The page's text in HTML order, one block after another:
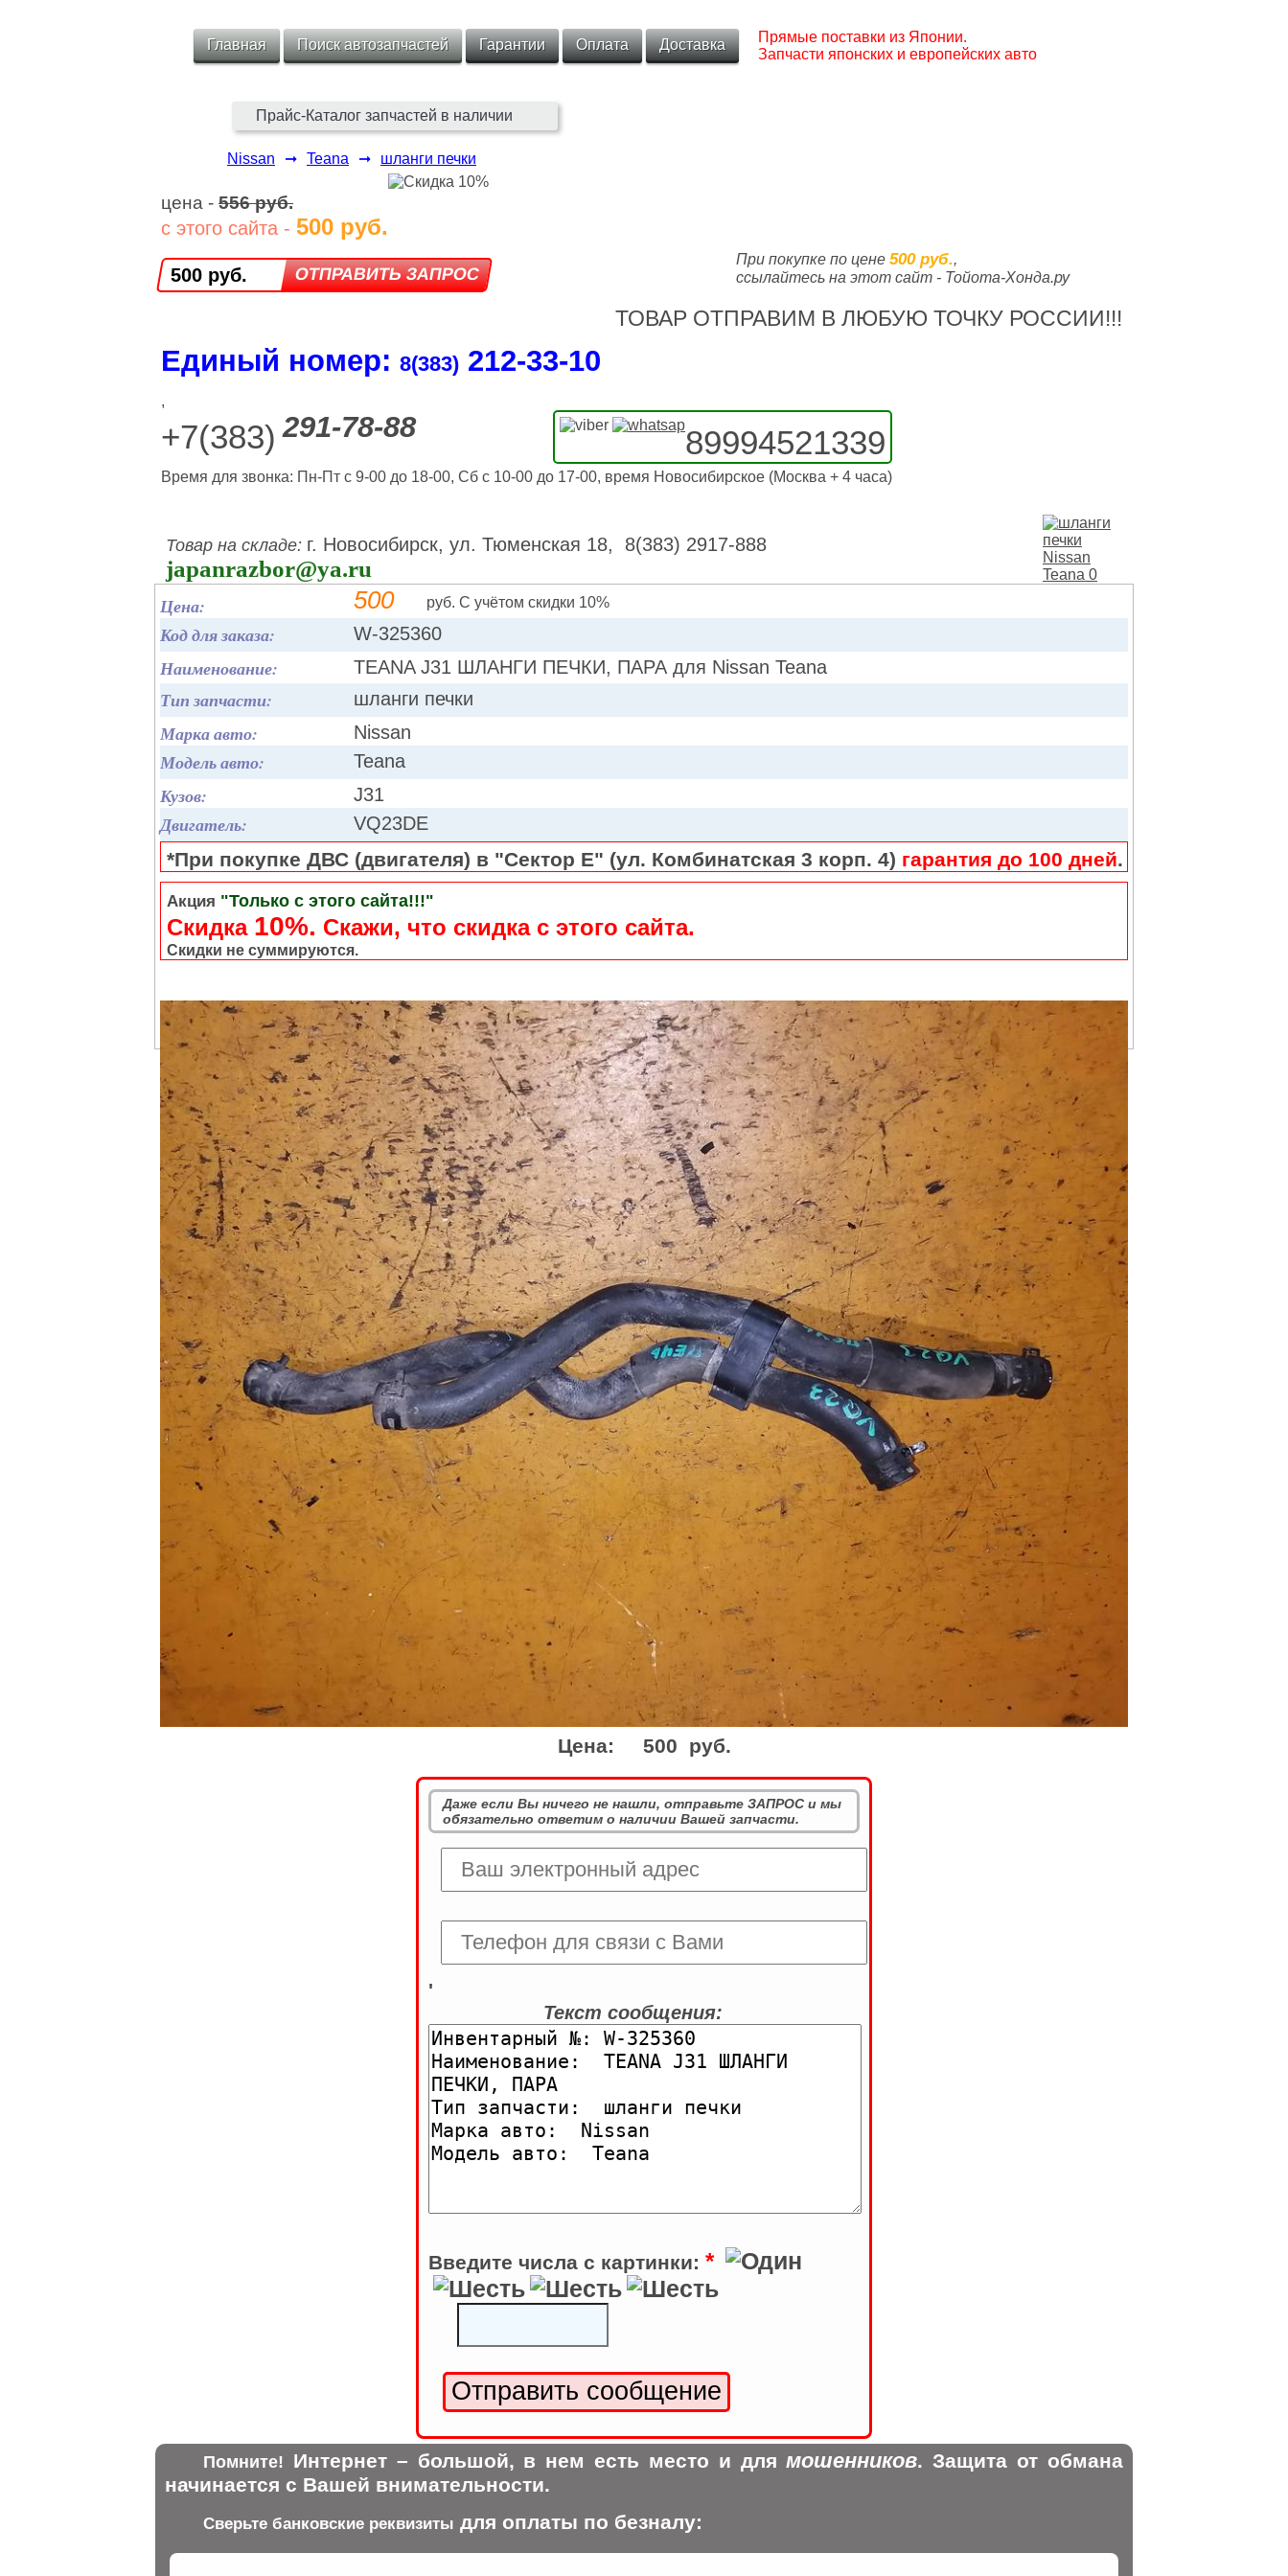
Главная Поиск автозапчастей Гарантии Оплата Доставка
Прямые поставки из Японии.
Запчасти японских и европейских авто
Прайс-Каталог запчастей в наличии
Nissan ➞ Teana ➞ шланги печки
цена - 556 руб.
с этого сайта - 500 руб.
500 руб.
При покупке по цене 500 руб.,
ссылайтесь на этот сайт - Тойота-Хонда.ру
ТОВАР ОТПРАВИМ В ЛЮБУЮ ТОЧКУ РОССИИ!!!
Единый номер: 8(383) 212‑33‑10
,
+7(383) 291-78-88 89994521339
Время для звонка: Пн-Пт с 9-00 до 18-00, Сб с 10-00 до 17-00, время Новосибирское (Москва + 4 часа)
Товар на складе: г. Новосибирск, ул. Тюменская 18, 8(383) 2917-888
japanrazbor@ya.ru
Цена: 500 руб. С учётом скидки 10%
Код для заказа: W-325360
Наименование: TEANA J31 ШЛАНГИ ПЕЧКИ, ПАРА для Nissan Teana
Тип запчасти: шланги печки
Марка авто: Nissan
Модель авто: Teana
Кузов: J31
Двигатель: VQ23DE
*При покупке ДВС (двигателя) в "Сектор Е" (ул. Комбинатская 3 корп. 4) гарантия до 100 дней.
Акция "Только с этого сайта!!!"
Скидка 10%. Cкажи, что скидка с этого сайта.
Скидки не суммируются.
Цена: 500 руб.
Даже если Вы ничего не нашли, отправьте ЗАПРОС и мы
обязательно ответим о наличии Вашей запчасти.
'
Текст сообщения:
Введите числа с картинки: *
Помните! Интернет – большой, в нем есть место и для мошенников. Защита от обмана
начинается с Вашей внимательности.
Сверьте банковские реквизиты для оплаты по безналу: